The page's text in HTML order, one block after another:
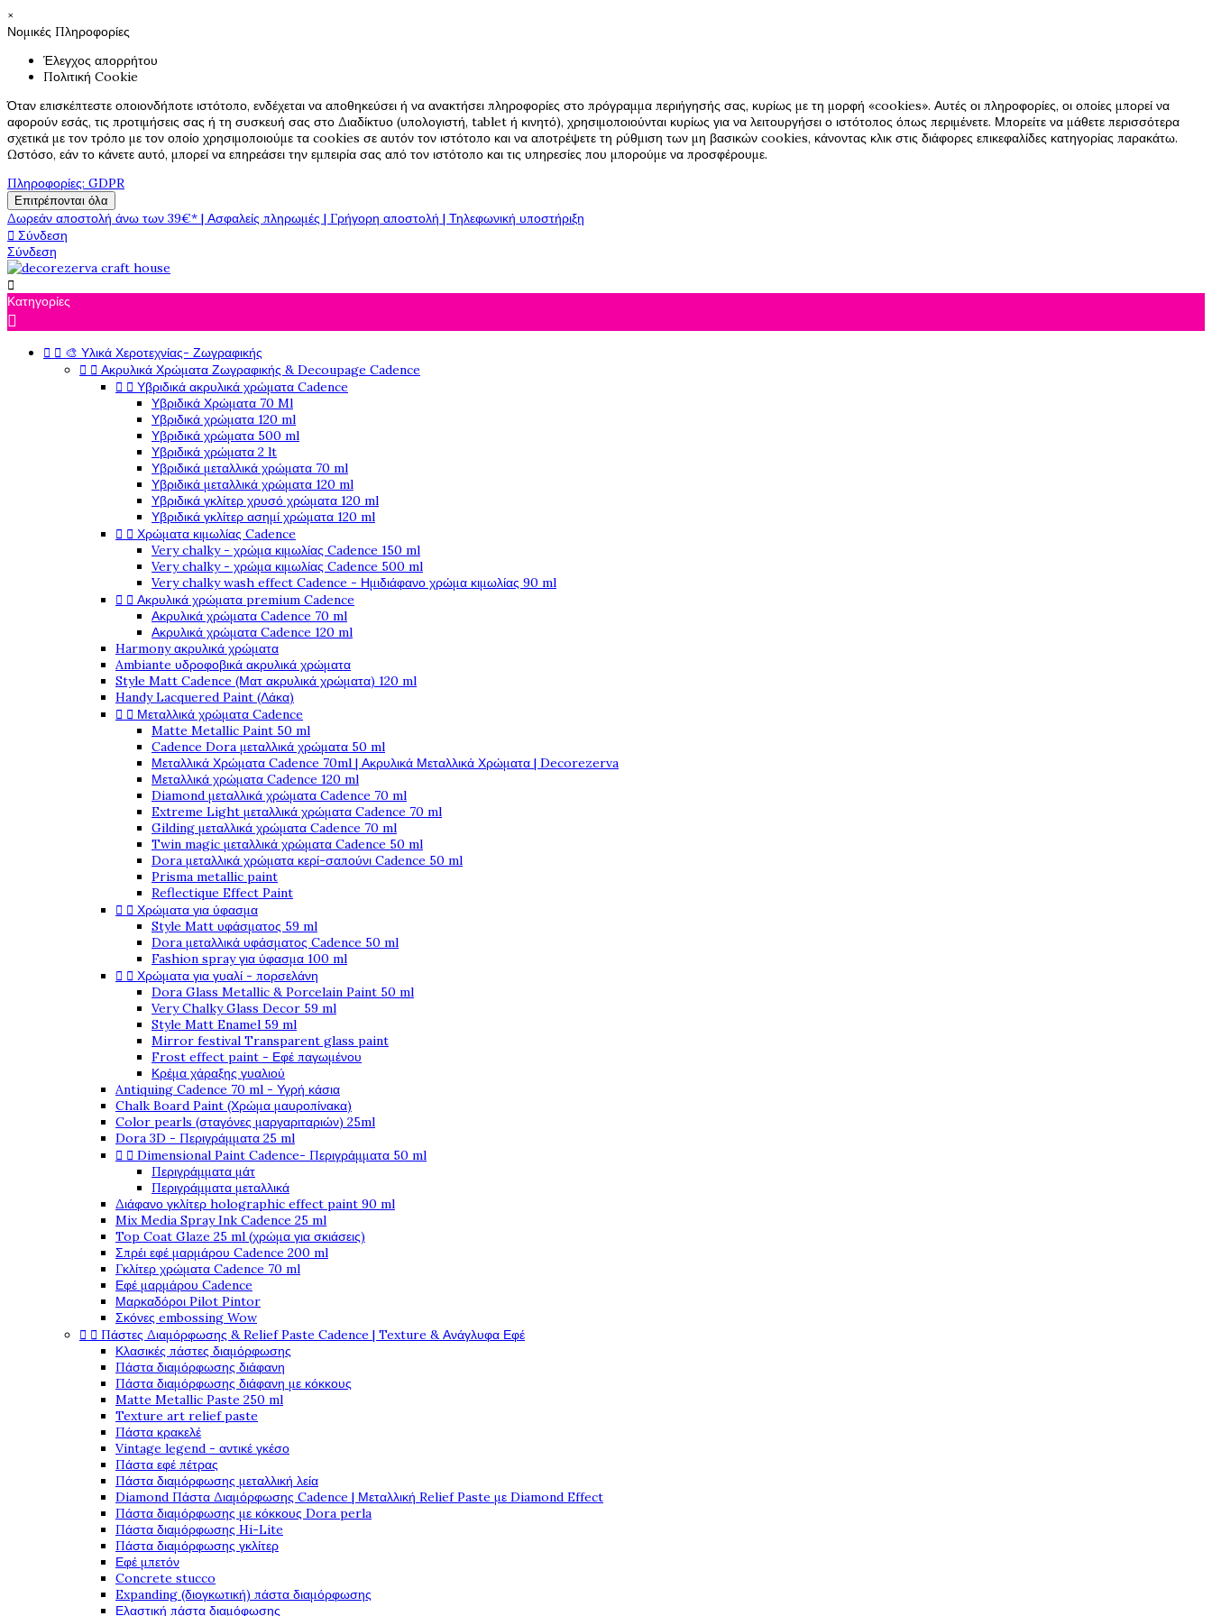
×
Νομικές Πληροφορίες
Έλεγχος απορρήτου
Πολιτική Cookie
Όταν επισκέπτεστε οποιονδήποτε ιστότοπο, ενδέχεται να αποθηκεύσει ή να ανακτήσει πληροφορίες στο πρόγραμμα περιήγησής σας, κυρίως με τη μορφή «cookies». Αυτές οι πληροφορίες, οι οποίες μπορεί να
αφορούν εσάς, τις προτιμήσεις σας ή τη συσκευή σας στο Διαδίκτυο (υπολογιστή, tablet ή κινητό), χρησιμοποιούνται κυρίως για να λειτουργήσει ο ιστότοπος όπως περιμένετε. Μπορείτε να μάθετε περισσότερα
σχετικά με τον τρόπο με τον οποίο χρησιμοποιούμε τα cookies σε αυτόν τον ιστότοπο και να αποτρέψετε τη ρύθμιση των μη βασικών cookies, κάνοντας κλικ στις διάφορες επικεφαλίδες κατηγορίας παρακάτω.
Ωστόσο, εάν το κάνετε αυτό, μπορεί να επηρεάσει την εμπειρία σας από τον ιστότοπο και τις υπηρεσίες που μπορούμε να προσφέρουμε.
Πληροφορίες: GDPR
Επιτρέπονται όλα
Δωρεάν αποστολή άνω των 39€* | Ασφαλείς πληρωμές | Γρήγορη αποστολή | Τηλεφωνική υποστήριξη
 Σύνδεση
Σύνδεση

Κατηγορίες

  🎨 Υλικά Χεροτεχνίας- Ζωγραφικής
  Ακρυλικά Χρώματα Ζωγραφικής & Decoupage Cadence
  Υβριδικά ακρυλικά χρώματα Cadence
Υβριδικά Χρώματα 70 Ml
Υβριδικά χρώματα 120 ml
Υβριδικά χρώματα 500 ml
Υβριδικά χρώματα 2 lt
Υβριδικά μεταλλικά χρώματα 70 ml
Υβριδικά μεταλλικά χρώματα 120 ml
Υβριδικά γκλίτερ χρυσό χρώματα 120 ml
Υβριδικά γκλίτερ ασημί χρώματα 120 ml
  Χρώματα κιμωλίας Cadence
Very chalky - χρώμα κιμωλίας Cadence 150 ml
Very chalky - χρώμα κιμωλίας Cadence 500 ml
Very chalky wash effect Cadence - Ημιδιάφανο χρώμα κιμωλίας 90 ml
  Ακρυλικά χρώματα premium Cadence
Ακρυλικά χρώματα Cadence 70 ml
Ακρυλικά χρώματα Cadence 120 ml
Harmony ακρυλικά χρώματα
Ambiante υδροφοβικά ακρυλικά χρώματα
Style Matt Cadence (Ματ ακρυλικά χρώματα) 120 ml
Handy Lacquered Paint (Λάκα)
  Μεταλλικά χρώματα Cadence
Matte Metallic Paint 50 ml
Cadence Dora μεταλλικά χρώματα 50 ml
Μεταλλικά Χρώματα Cadence 70ml | Ακρυλικά Μεταλλικά Χρώματα | Decorezerva
Μεταλλικά χρώματα Cadence 120 ml
Diamond μεταλλικά χρώματα Cadence 70 ml
Extreme Light μεταλλικά χρώματα Cadence 70 ml
Gilding μεταλλικά χρώματα Cadence 70 ml
Twin magic μεταλλικά χρώματα Cadence 50 ml
Dora μεταλλικά χρώματα κερί-σαπούνι Cadence 50 ml
Prisma metallic paint
Reflectique Effect Paint
  Χρώματα για ύφασμα
Style Matt υφάσματος 59 ml
Dora μεταλλικά υφάσματος Cadence 50 ml
Fashion spray για ύφασμα 100 ml
  Χρώματα για γυαλί - πορσελάνη
Dora Glass Metallic & Porcelain Paint 50 ml
Very Chalky Glass Decor 59 ml
Style Matt Enamel 59 ml
Mirror festival Transparent glass paint
Frost effect paint - Εφέ παγωμένου
Κρέμα χάραξης γυαλιού
Antiquing Cadence 70 ml - Υγρή κάσια
Chalk Board Paint (Χρώμα μαυροπίνακα)
Color pearls (σταγόνες μαργαριταριών) 25ml
Dora 3D - Περιγράμματα 25 ml
  Dimensional Paint Cadence- Περιγράμματα 50 ml
Περιγράμματα μάτ
Περιγράμματα μεταλλικά
Διάφανο γκλίτερ holographic effect paint 90 ml
Mix Media Spray Ink Cadence 25 ml
Top Coat Glaze 25 ml (χρώμα για σκιάσεις)
Σπρέι εφέ μαρμάρου Cadence 200 ml
Γκλίτερ χρώματα Cadence 70 ml
Εφέ μαρμάρου Cadence
Μαρκαδόροι Pilot Pintor
Σκόνες embossing Wow
  Πάστες Διαμόρφωσης & Relief Paste Cadence | Texture & Ανάγλυφα Εφέ
Κλασικές πάστες διαμόρφωσης
Πάστα διαμόρφωσης διάφανη
Πάστα διαμόρφωσης διάφανη με κόκκους
Matte Metallic Paste 250 ml
Texture art relief paste
Πάστα κρακελέ
Vintage legend - αντικέ γκέσο
Πάστα εφέ πέτρας
Πάστα διαμόρφωσης μεταλλική λεία
Diamond Πάστα Διαμόρφωσης Cadence | Μεταλλική Relief Paste με Diamond Effect
Πάστα διαμόρφωσης με κόκκους Dora perla
Πάστα διαμόρφωσης Hi-Lite
Πάστα διαμόρφωσης γκλίτερ
Εφέ μπετόν
Concrete stucco
Expanding (διογκωτική) πάστα διαμόρφωσης
Ελαστική πάστα διαμόφωσης